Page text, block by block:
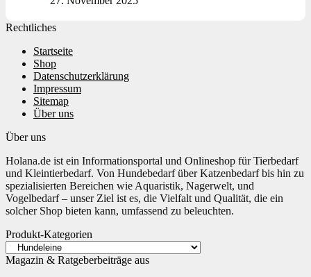
Rechtliches
Startseite
Shop
Datenschutzerklärung
Impressum
Sitemap
Über uns
Über uns
Holana.de ist ein Informationsportal und Onlineshop für Tierbedarf
und Kleintierbedarf. Von Hundebedarf über Katzenbedarf bis hin zu
spezialisierten Bereichen wie Aquaristik, Nagerwelt, und
Vogelbedarf – unser Ziel ist es, die Vielfalt und Qualität, die ein
solcher Shop bieten kann, umfassend zu beleuchten.
Produkt-Kategorien
Magazin & Ratgeberbeiträge aus